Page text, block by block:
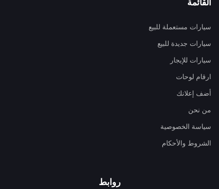
القائمة
سيارات مستعملة للبيع
سيارات جديدة للبيع
سيارات للإيجار
ارقام لوحات
أضف إعلانك
من نحن
سياسة الخصوصية
الشروط والأحكام
روابط